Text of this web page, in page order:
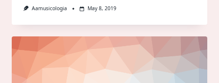
Aamusicologia May 8, 2019